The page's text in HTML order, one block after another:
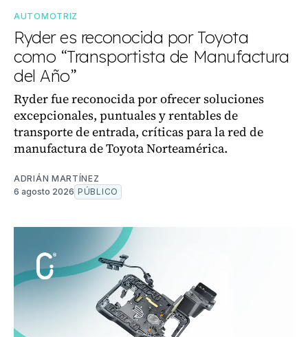
AUTOMOTRIZ
Ryder es reconocida por Toyota
como “Transportista de Manufactura
del Año”
Ryder fue reconocida por ofrecer soluciones
excepcionales, puntuales y rentables de
transporte de entrada, críticas para la red de
manufactura de Toyota Norteamérica.
ADRIÁN MARTÍNEZ
6 agosto 2026 PÚBLICO